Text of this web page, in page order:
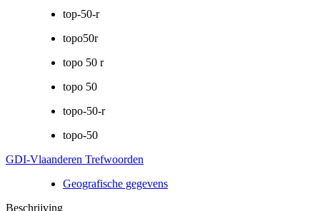
top-50-r
topo50r
topo 50 r
topo 50
topo-50-r
topo-50
GDI-Vlaanderen Trefwoorden
Geografische gegevens
Beschrijving